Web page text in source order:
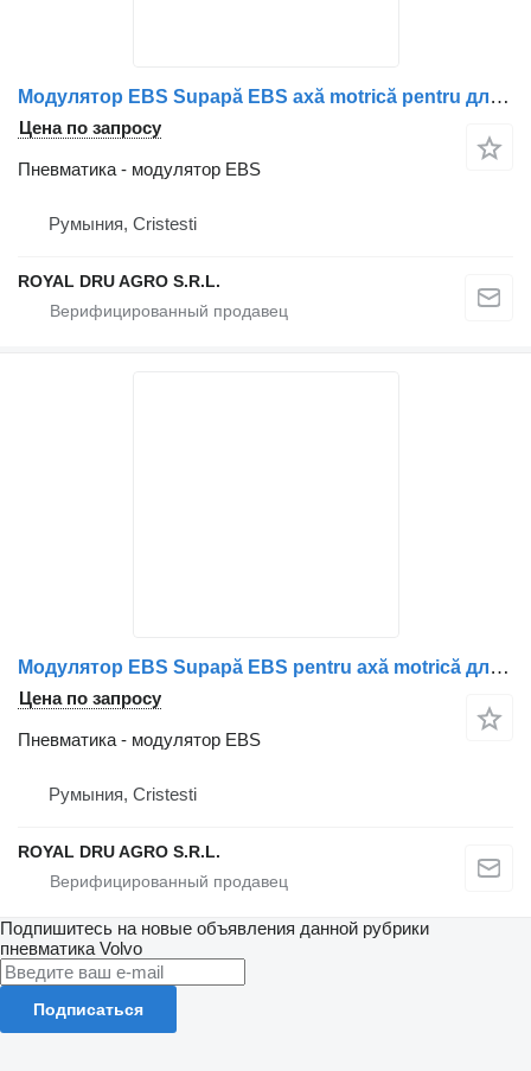
Модулятор EBS Supapă EBS axă motrică pentru для грузовика Volvo
Цена по запросу
Пневматика - модулятор EBS
Румыния, Cristesti
ROYAL DRU AGRO S.R.L.
Модулятор EBS Supapă EBS pentru axă motrică для грузовика Volvo 21122035, 20828241, 20570910, 20502537, 7420828241, 7420570910, 7420502537, 7421122035, 7485003713, 5801910309
Цена по запросу
Пневматика - модулятор EBS
Румыния, Cristesti
ROYAL DRU AGRO S.R.L.
Подпишитесь на новые объявления данной рубрики
пневматика Volvo
Подписаться